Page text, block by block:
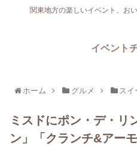
関東地方の楽しいイベント、お
イベント
ホーム グルメ スイ
ミスドにポン・デ・リ
ン」「クランチ&アー